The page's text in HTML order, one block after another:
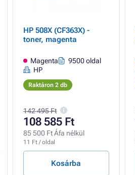
HP 508X (CF363X) -
toner, magenta
Magenta
9500 oldal
HP
Raktáron 2 db
142 495 Ft
108 585 Ft
85 500 Ft Áfa nélkül
11 Ft / oldal
Kosárba